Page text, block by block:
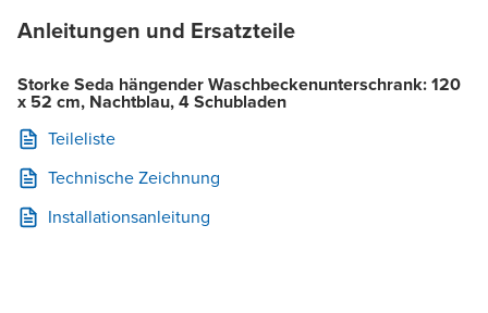
Anleitungen und Ersatzteile
Storke Seda hängender Waschbeckenunterschrank: 120
x 52 cm, Nachtblau, 4 Schubladen
Teileliste
Technische Zeichnung
Installationsanleitung